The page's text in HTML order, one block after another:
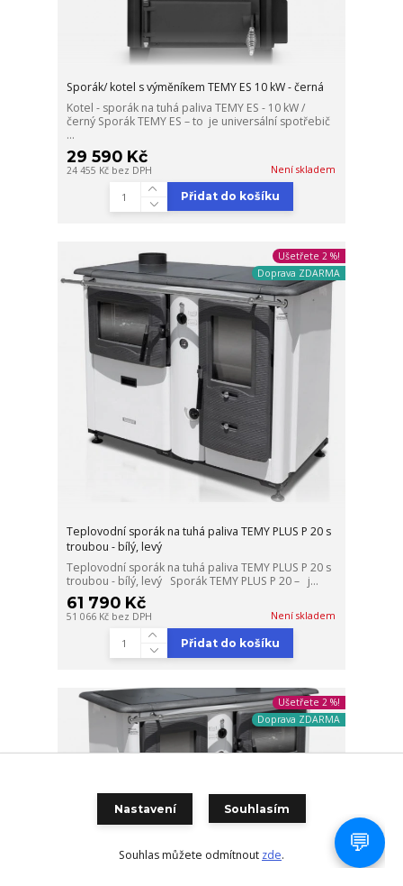
Sporák/ kotel s výměníkem TEMY ES 10 kW - černá
Kotel - sporák na tuhá paliva TEMY ES - 10 kW /
černý Sporák TEMY ES – to je universální spotřebič
...
29 590 Kč
24 455 Kč bez DPH Není skladem
Přidat do košíku
Ušetřete 2 %!
Doprava ZDARMA
Teplovodní sporák na tuhá paliva TEMY PLUS P 20 s
troubou - bílý, levý
Teplovodní sporák na tuhá paliva TEMY PLUS P 20 s
troubou - bílý, levý Sporák TEMY PLUS P 20 – j...
61 790 Kč
51 066 Kč bez DPH Není skladem
Přidat do košíku
Ušetřete 2 %!
Doprava ZDARMA
Nastavení Souhlasím
Souhlas můžete odmítnout zde.